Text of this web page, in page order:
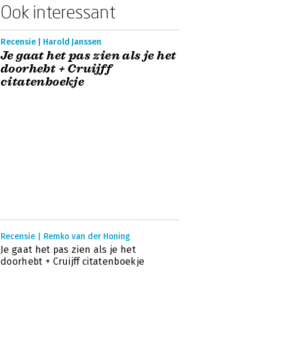
Ook interessant
Recensie | Harold Janssen
Je gaat het pas zien als je het
doorhebt + Cruijff
citatenboekje
Recensie | Remko van der Honing
Je gaat het pas zien als je het
doorhebt + Cruijff citatenboekje